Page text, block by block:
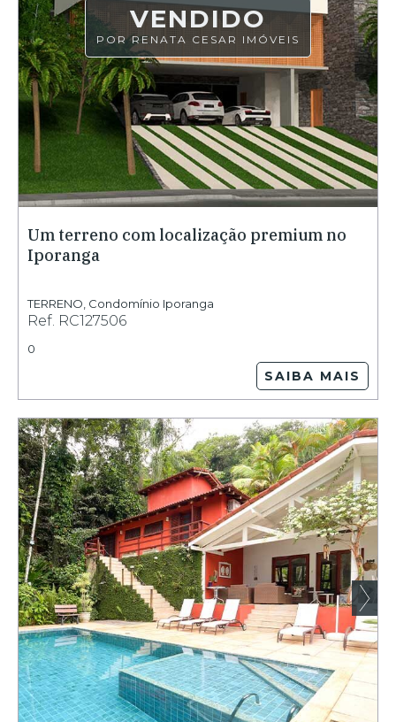
VENDIDO
POR RENATA CESAR IMÓVEIS
Um terreno com localização premium no
Iporanga
TERRENO Condomínio Iporanga
Ref. RC127506
0
SAIBA MAIS